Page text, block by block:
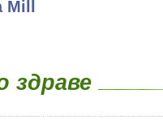
здраве